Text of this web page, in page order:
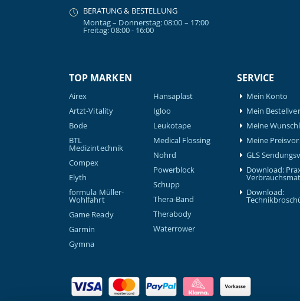
BERATUNG & BESTELLUNG
Montag – Donnerstag: 08:00 – 17:00
Freitag: 08:00 - 16:00
TOP MARKEN
Airex
Artzt-Vitality
Bode
BTL
Medizintechnik
Compex
Elyth
formula Müller-
Wohlfahrt
Game Ready
Garmin
Gymna
Hansaplast
Igloo
Leukotape
Medical Flossing
Nohrd
Powerblock
Schupp
Thera-Band
Therabody
Waterrower
SERVICE
Mein Konto
Mein
Meine
Meine
GLS
Download:
Download: